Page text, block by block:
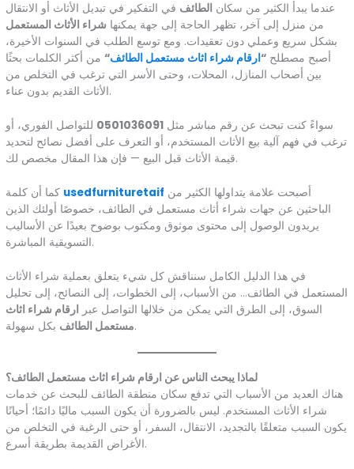
عندما يبدأ الكثير من سكان الطائف في التفكير في تبديل الأثاث أو الانتقال
من منزل إلى آخر، تظهر الحاجة إلى جهة يمكنها شراء الأثاث المستعمل
بشكل سريع وعملي دون تعقيدات. ومع توسع الطلب في السنوات الأخيرة،
أصبح مصطلح “ارقام شراء اثاث مستعمل الطائف“من أكثر الكلمات بحثًا
بين أصحاب المنازل، المحلات، وحتى الأسر التي ترغب في التخلص من
الأثاث القديم بدون عناء.
سواءً كنت تبحث عن رقم مباشر مثل 0501036091 للتواصل الفوري، أو
ترغب في فهم آلية بيع الأثاث المستخدم، أو التعرف على أفضل نصائح لتحديد
قيمة الأثاث قبل البيع — فإن هذا المقال مخصص لك.
usedfurnituretaif أصبحت علامة يتداولها الكثير من
الباحثين عن جهات شراء أثاث مستعمل في الطائف، خصوصًا أولئك الذين
يريدون الوصول إلى محتوى موثوق ومكتوب بوضوح بعيدًا عن الأساليب
التسويقية المباشرة.
في هذا الدليل الكامل سنناقش كل شيء يتعلق بعملية شراء الأثاث
المستعمل في الطائف… من الأسباب، إلى الخطوات، إلى النصائح، إلى تحليل
السوق، إلى الطرق التي يمكن من خلالها التواصل عبر ارقام شراء اثاث
مستعمل الطائفبكل سهولة.
لماذا يبحث الناس عن ارقام شراء اثاث مستعمل الطائف؟
هناك العديد من الأسباب التي تدفع سكان منطقة الطائف للبحث عن خدمات
شراء الأثاث المستخدم. ليس بالضرورة أن يكون السبب ماليًا دائمًا؛ أحيانًا
يكون السبب متعلقًا بالتجديد، الانتقال، السفر، أو حتى الرغبة في التخلص من
الأغراض القديمة بطريقة أسرع.